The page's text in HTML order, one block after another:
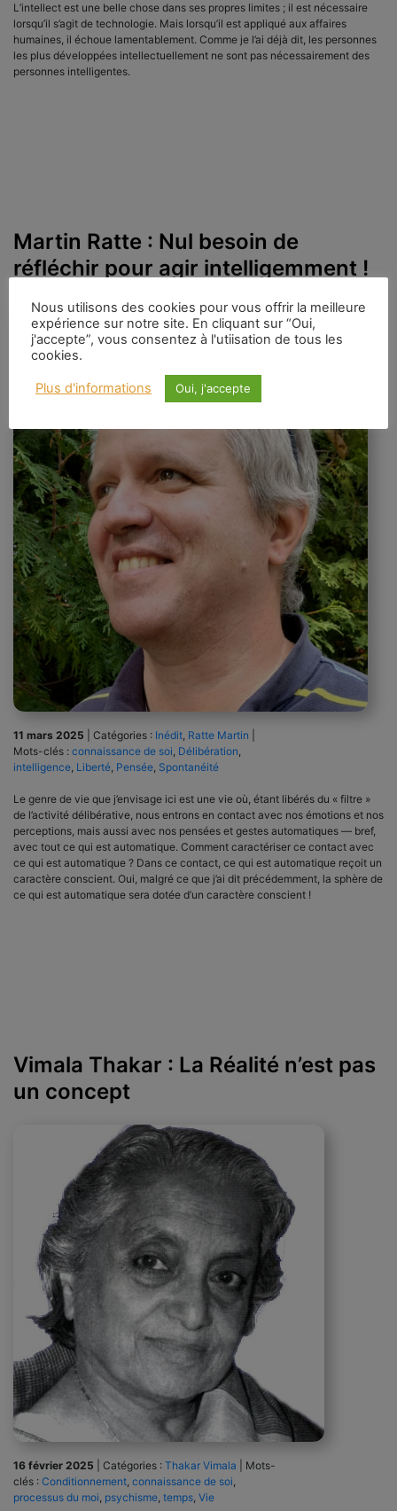
L’intellect est une belle chose dans ses propres limites ; il est nécessaire
lorsqu’il s’agit de technologie. Mais lorsqu’il est appliqué aux affaires
humaines, il échoue lamentablement. Comme je l’ai déjà dit, les personnes
les plus développées intellectuellement ne sont pas nécessairement des
personnes intelligentes.
Martin Ratte : Nul besoin de
réfléchir pour agir intelligemment !
11 mars 2025 Catégories : Inédit Ratte Martin
Mots-clés : connaissance de soi Délibération
intelligence Liberté Pensée Spontanéité
Le genre de vie que j’envisage ici est une vie où, étant libérés du « filtre »
de l’activité délibérative, nous entrons en contact avec nos émotions et nos
perceptions, mais aussi avec nos pensées et gestes automatiques — bref,
avec tout ce qui est automatique. Comment caractériser ce contact avec
ce qui est automatique ? Dans ce contact, ce qui est automatique reçoit un
caractère conscient. Oui, malgré ce que j’ai dit précédemment, la sphère de
ce qui est automatique sera dotée d’un caractère conscient !
Vimala Thakar : La Réalité n’est pas
un concept
16 février 2025 Catégories : Thakar Vimala
Mots-
clés : Conditionnement connaissance de soi
processus du moi psychisme temps Vie
Nous utilisons des cookies pour vous offrir la meilleure
expérience sur notre site. En cliquant sur “Oui,
j'accepte”, vous consentez à l'utiisation de tous les
cookies.
Plus d'informations Oui, j'accepte